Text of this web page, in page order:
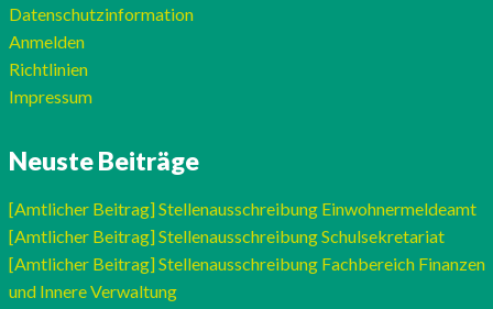
Datenschutzinformation
Anmelden
Richtlinien
Impressum
Neuste Beiträge
[Amtlicher Beitrag] Stellenausschreibung Einwohnermeldeamt
[Amtlicher Beitrag] Stellenausschreibung Schulsekretariat
[Amtlicher Beitrag] Stellenausschreibung Fachbereich Finanzen
und Innere Verwaltung